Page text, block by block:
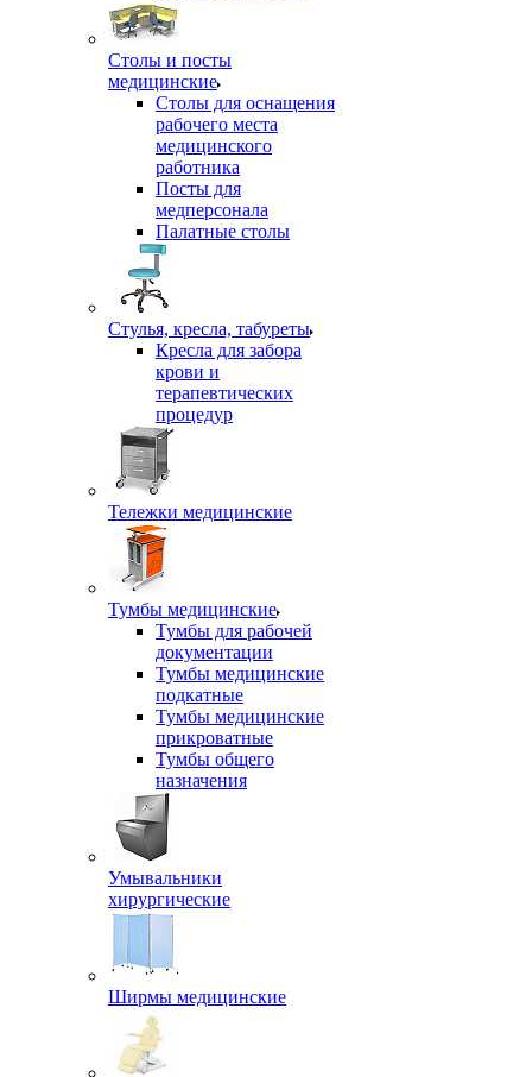
Столы и посты
медицинские
Столы для оснащения
рабочего места
медицинского
работника
Посты для
медперсонала
Палатные столы
Стулья, кресла, табуреты
Кресла для забора
крови и
терапевтических
процедур
Тележки медицинские
Тумбы медицинские
Тумбы для рабочей
документации
Тумбы медицинские
подкатные
Тумбы медицинские
прикроватные
Тумбы общего
назначения
Умывальники
хирургические
Ширмы медицинские